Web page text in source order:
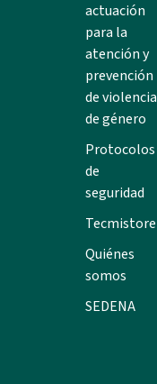
actuación
para la
atención y
prevención
de violencia
de género
Protocolos
de
seguridad
Tecmistore
Quiénes
somos
SEDENA